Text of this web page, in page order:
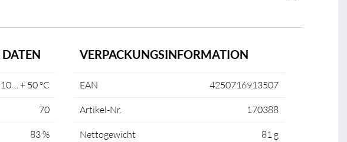
... + 50 °C
70
83 %
VERPACKUNGSINFORMATION
EAN 4250716913507
Artikel-Nr. 170388
Nettogewicht 81 g